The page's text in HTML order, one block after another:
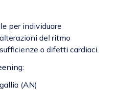
per individuare
del ritmo
o difetti cardiaci.
(AN)